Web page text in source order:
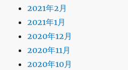
2021年2月
2021年1月
2020年12月
2020年11月
2020年10月